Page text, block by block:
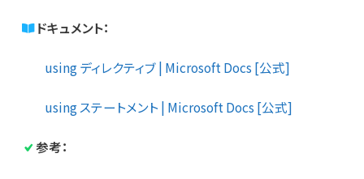
C#
ドキュメント：
using ディレクティブ | Microsoft Docs [公式]
using ステートメント | Microsoft Docs [公式]
参考：